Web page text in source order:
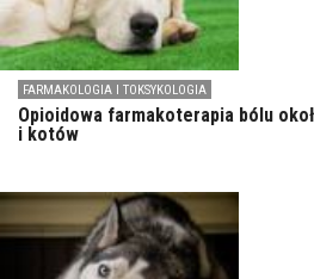
FARMAKOLOGIA I TOKSYKOLOGIA
Opioidowa farmakoterapia bólu
i kotów